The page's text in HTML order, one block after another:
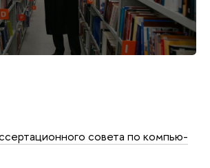
совета по ком­пью­